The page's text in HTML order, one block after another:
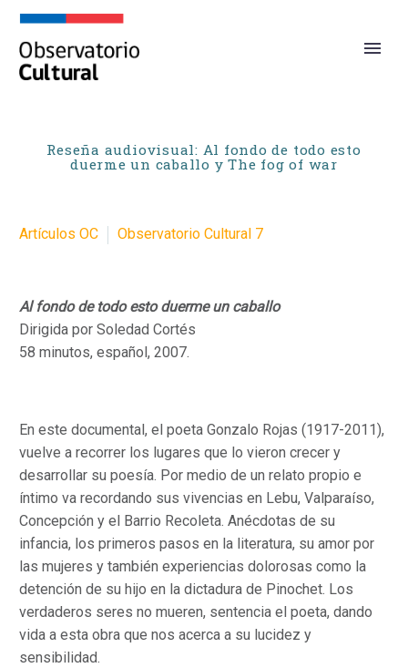
Reseña audiovisual: Al fondo de todo esto
duerme un caballo y The fog of war
Artículos OC Observatorio Cultural 7
Al fondo de todo esto duerme un caballo
Dirigida por Soledad Cortés
58 minutos, español, 2007.
En este documental, el poeta Gonzalo Rojas (1917-2011),
vuelve a recorrer los lugares que lo vieron crecer y
desarrollar su poesía. Por medio de un relato propio e
íntimo va recordando sus vivencias en Lebu, Valparaíso,
Concepción y el Barrio Recoleta. Anécdotas de su
infancia, los primeros pasos en la literatura, su amor por
las mujeres y también experiencias dolorosas como la
detención de su hijo en la dictadura de Pinochet. Los
verdaderos seres no mueren, sentencia el poeta, dando
vida a esta obra que nos acerca a su lucidez y
sensibilidad.